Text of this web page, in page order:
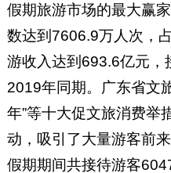
假期旅游市场的最大赢
数达到7606.9万人次，
游收入达到693.6亿元，
2019年同期。广东省文
年”等十大促文旅消费举
动，吸引了大量游客前
假期期间共接待游客